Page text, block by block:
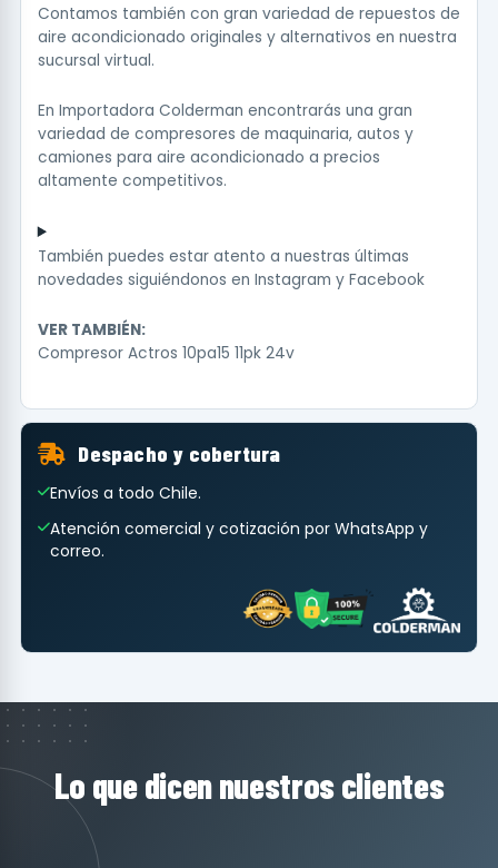
Contamos también con gran variedad de repuestos de
aire acondicionado originales y alternativos en nuestra
sucursal virtual.
En Importadora Colderman encontrarás una gran
variedad de compresores de maquinaria, autos y
camiones para aire acondicionado a precios
altamente competitivos.
También puedes estar atento a nuestras últimas
novedades siguiéndonos en Instagram y Facebook
VER TAMBIÉN:
Compresor Actros 10pa15 11pk 24v
Despacho y cobertura
Envíos a todo Chile.
Atención comercial y cotización por WhatsApp y
correo.
Lo que dicen nuestros clientes